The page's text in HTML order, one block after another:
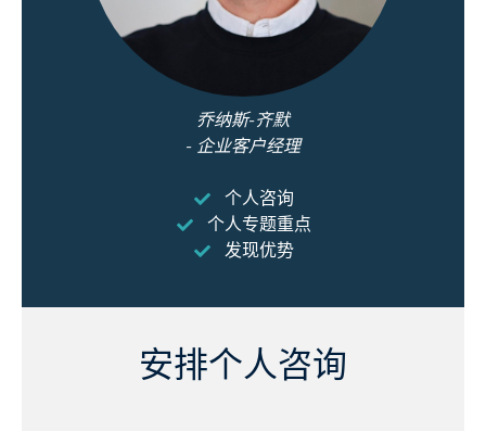
乔纳斯-齐默
- 企业客户经理
个人咨询
个人专题重点
发现优势
安排个人咨询